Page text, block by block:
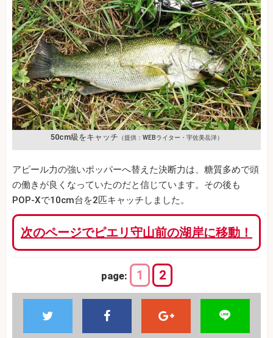
50cm級をキャッチ （提供：WEBライター・宇佐美岳洋）
アピール力の強いポッパーへ替えた決断力は、糖質多めで頭
の働きが良くなっていたのだと信じています。その後も
POP-Xで10cm台を2匹キャッチしました。
次のページでピエリ守山前の湖岸に移動！
page: 1 2